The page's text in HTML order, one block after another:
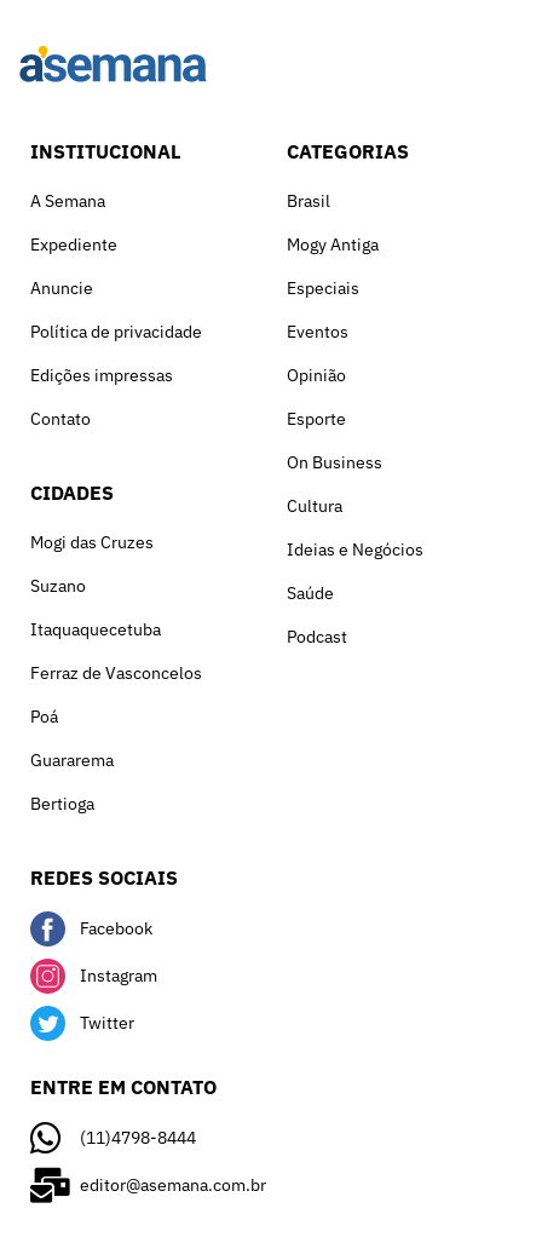
INSTITUCIONAL
A Semana
Expediente
Anuncie
Política de privacidade
Edições impressas
Contato
CIDADES
Mogi das Cruzes
Suzano
Itaquaquecetuba
Ferraz de Vasconcelos
Poá
Guararema
Bertioga
CATEGORIAS
Brasil
Mogy Antiga
Especiais
Eventos
Opinião
Esporte
On Business
Cultura
Ideias e Negócios
Saúde
Podcast
REDES SOCIAIS
Facebook
Instagram
Twitter
ENTRE EM CONTATO
(11)4798-8444
editor@asemana.com.br